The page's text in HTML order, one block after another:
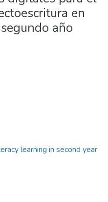
en
año
learning in second year